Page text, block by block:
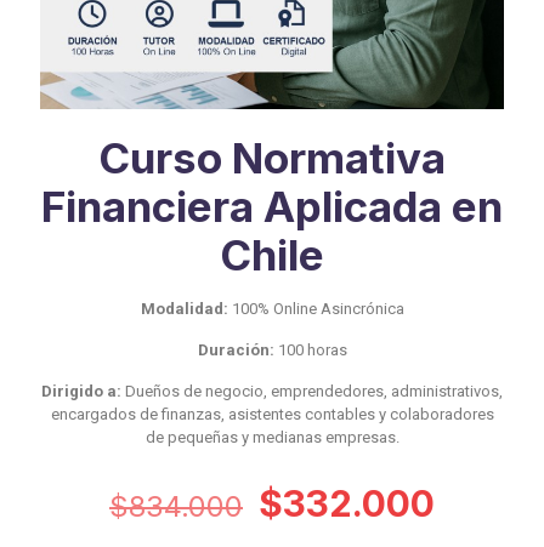
Curso Normativa
Financiera Aplicada en
Chile
Modalidad: 100% Online Asincrónica
Duración: 100 horas
Dirigido a: Dueños de negocio, emprendedores, administrativos,
encargados de finanzas, asistentes contables y colaboradores
de pequeñas y medianas empresas.
$834.000 El
$332.000